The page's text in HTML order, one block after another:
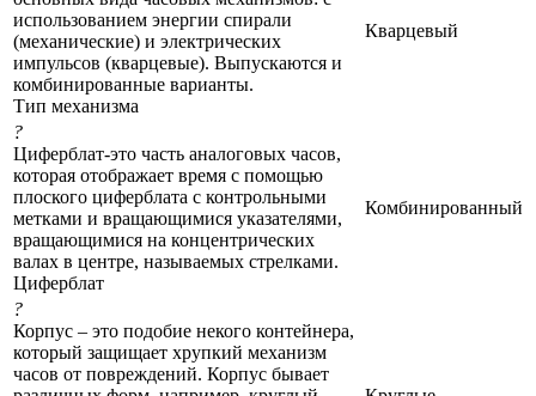
использованием энергии спирали
(механические) и электрических
импульсов (кварцевые). Выпускаются и
комбинированные варианты.
Тип механизма
Кварцевый
?
Циферблат-это часть аналоговых часов,
которая отображает время с помощью
плоского циферблата с контрольными
метками и вращающимися указателями,
вращающимися на концентрических
валах в центре, называемых стрелками.
Циферблат
Комбинированный
?
Корпус – это подобие некого контейнера,
который защищает хрупкий механизм
часов от повреждений. Корпус бывает